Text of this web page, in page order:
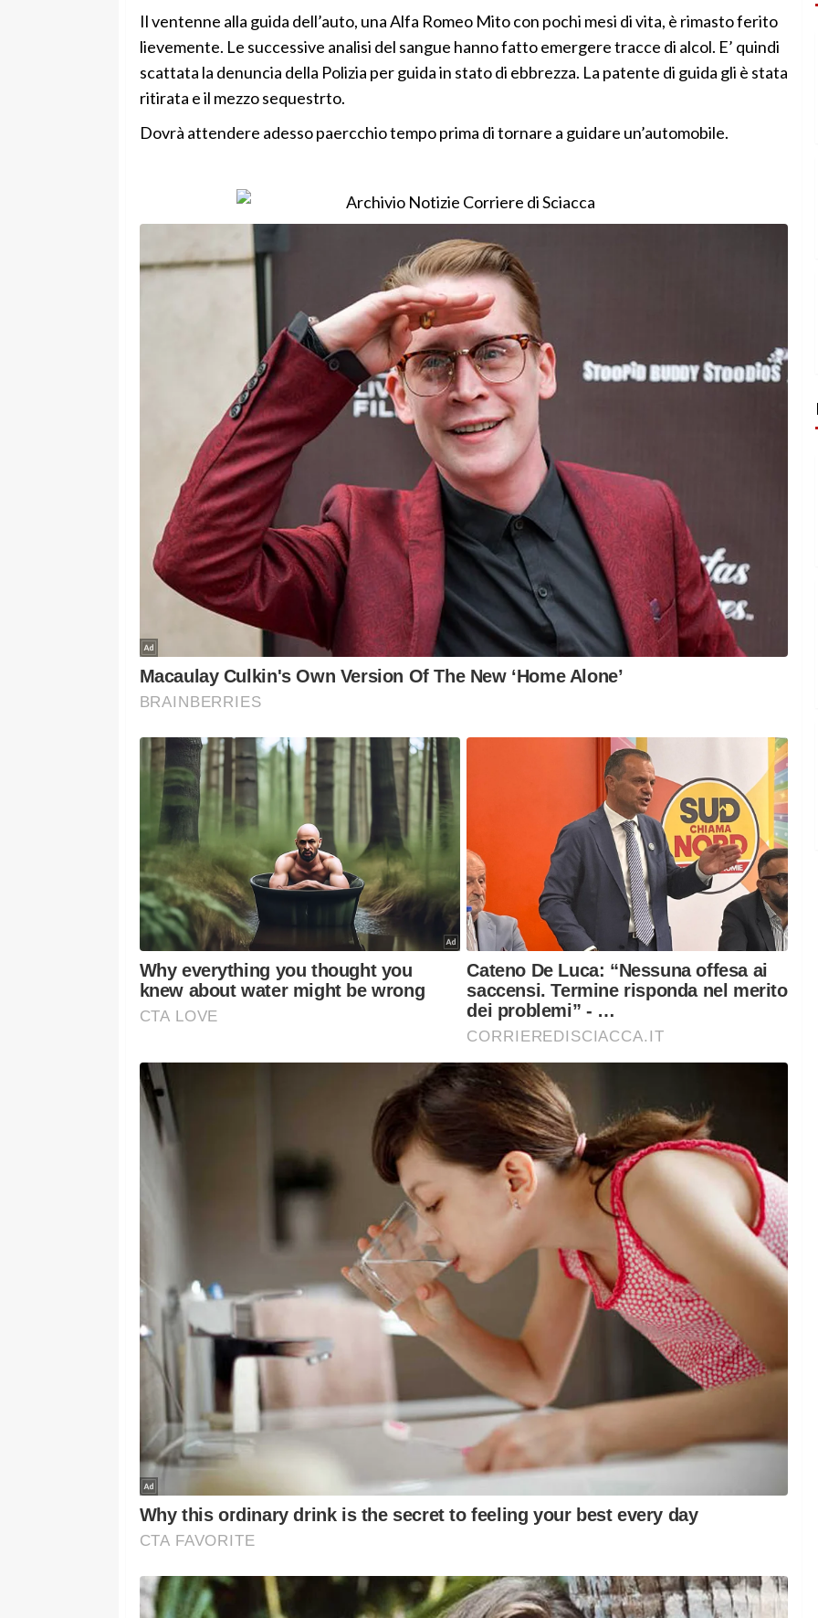
Il ventenne alla guida dell’auto, una Alfa Romeo Mito con pochi mesi di vita, è rimasto ferito
lievemente. Le successive analisi del sangue hanno fatto emergere tracce di alcol. E’ quindi
scattata la denuncia della Polizia per guida in stato di ebbrezza. La patente di guida gli è stata
ritirata e il mezzo sequestrto.
Dovrà attendere adesso paercchio tempo prima di tornare a guidare un’automobile.